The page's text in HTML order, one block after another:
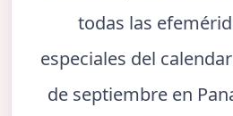
todas las
especiales del
de septiembre en